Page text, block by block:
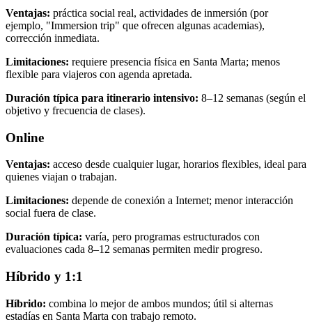
Ventajas: práctica social real, actividades de inmersión (por
ejemplo, "Immersion trip" que ofrecen algunas academias),
corrección inmediata.
Limitaciones: requiere presencia física en Santa Marta; menos
flexible para viajeros con agenda apretada.
Duración típica para itinerario intensivo: 8–12 semanas (según el
objetivo y frecuencia de clases).
Online
Ventajas: acceso desde cualquier lugar, horarios flexibles, ideal para
quienes viajan o trabajan.
Limitaciones: depende de conexión a Internet; menor interacción
social fuera de clase.
Duración típica: varía, pero programas estructurados con
evaluaciones cada 8–12 semanas permiten medir progreso.
Híbrido y 1:1
Híbrido: combina lo mejor de ambos mundos; útil si alternas
estadías en Santa Marta con trabajo remoto.